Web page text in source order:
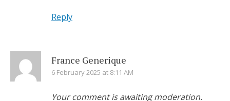
Reply
France Generique
6 February 2025 at 8:11 AM
Your comment is awaiting moderation.